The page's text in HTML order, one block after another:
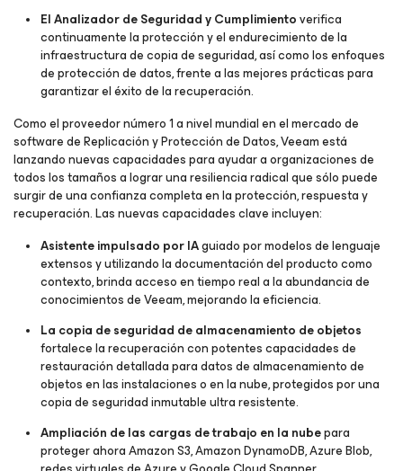
El Analizador de Seguridad y Cumplimientoverifica
continuamente la protección y el endurecimiento de la
infraestructura de copia de seguridad, así como los enfoques
de protección de datos, frente a las mejores prácticas para
garantizar el éxito de la recuperación.
Como el proveedor número 1 a nivel mundial en el mercado de
software de Replicación y Protección de Datos, Veeam está
lanzando nuevas capacidades para ayudar a organizaciones de
todos los tamaños a lograr una resiliencia radical que sólo puede
surgir de una confianza completa en la protección, respuesta y
recuperación. Las nuevas capacidades clave incluyen:
Asistente impulsado por IAguiado por modelos de lenguaje
extensos y utilizando la documentación del producto como
contexto, brinda acceso en tiempo real a la abundancia de
conocimientos de Veeam, mejorando la eficiencia.
La copia de seguridad de almacenamiento de objetos
fortalece la recuperación con potentes capacidades de
restauración detallada para datos de almacenamiento de
objetos en las instalaciones o en la nube, protegidos por una
copia de seguridad inmutable ultra resistente.
Ampliación de las cargas de trabajo en la nubepara
proteger ahora Amazon S3, Amazon DynamoDB, Azure Blob,